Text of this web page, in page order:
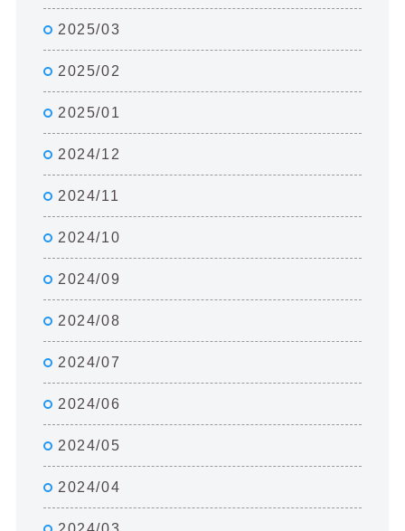
2025/03
2025/02
2025/01
2024/12
2024/11
2024/10
2024/09
2024/08
2024/07
2024/06
2024/05
2024/04